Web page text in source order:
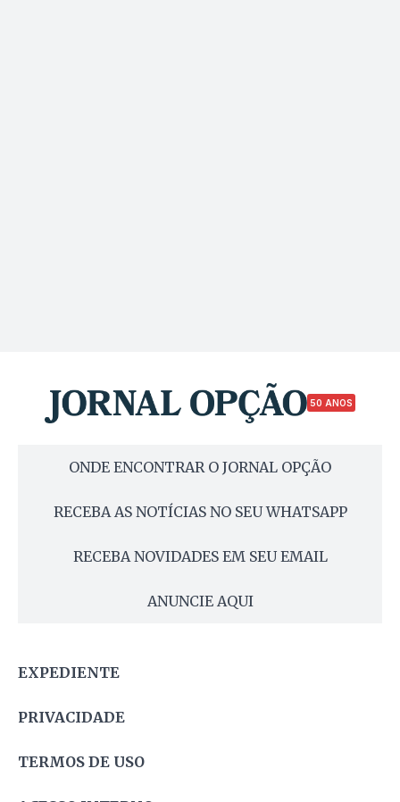
50 ANOS
ONDE ENCONTRAR O JORNAL OPÇÃO
RECEBA AS NOTÍCIAS NO SEU WHATSAPP
RECEBA NOVIDADES EM SEU EMAIL
ANUNCIE AQUI
EXPEDIENTE
PRIVACIDADE
TERMOS DE USO